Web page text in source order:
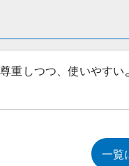
重しつつ、使いやす
一覧